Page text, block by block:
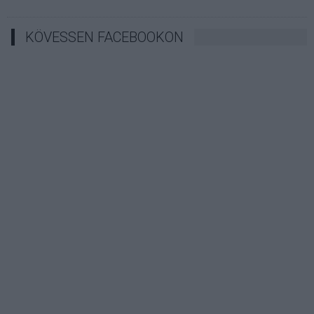
KÖVESSEN FACEBOOKON